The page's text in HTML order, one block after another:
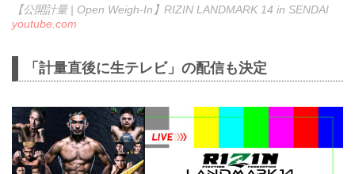
【公開計量 | Open Weigh-In】RIZIN LANDMARK 14 in SENDAI
youtube.com
「計量直後に生テレビ」の配信も決定